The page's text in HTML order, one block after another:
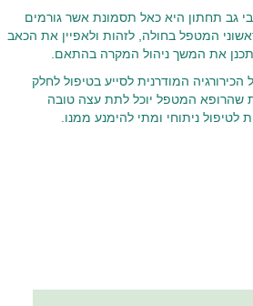
גב תחתון היא כאל תסמונת אשר גורמים
המטפל בחולה, לזהות ולאפיין את הכאב
את המשך ניהול המקרה בהתאם.
הכירורגיה המודרנית לסייע בטיפול לחלק
שהרופא המטפל יוכל לתת עצה טובה
ניתוחי ומתי להימנע ממנו.